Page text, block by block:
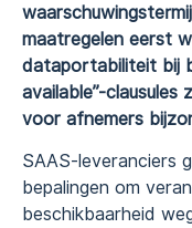
maatregelen eerst
dataportabiliteit bij
available”-
voor afnemers
SAAS-leveranciers
bepalingen om
beschikbaarheid